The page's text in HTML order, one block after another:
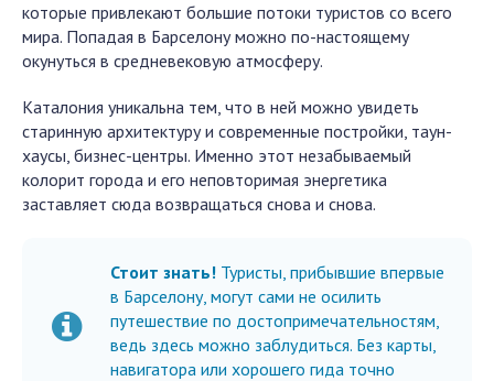
которые привлекают большие потоки туристов со всего
мира. Попадая в Барселону можно по-настоящему
окунуться в средневековую атмосферу.
Каталония уникальна тем, что в ней можно увидеть
старинную архитектуру и современные постройки, таун-
хаусы, бизнес-центры. Именно этот незабываемый
колорит города и его неповторимая энергетика
заставляет сюда возвращаться снова и снова.
Стоит знать! Туристы, прибывшие впервые
в Барселону, могут сами не осилить
путешествие по достопримечательностям,
ведь здесь можно заблудиться. Без карты,
навигатора или хорошего гида точно